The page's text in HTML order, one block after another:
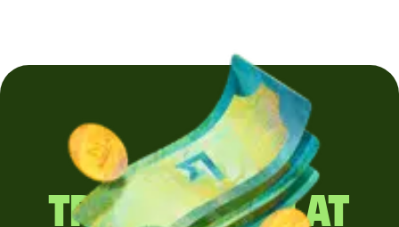
Trimiți regulat